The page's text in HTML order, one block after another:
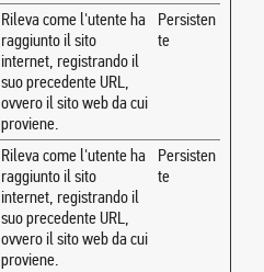
Rileva come l'utente ha
raggiunto il sito
internet, registrando il
suo precedente URL,
ovvero il sito web da cui
proviene.
Persisten
te
Rileva come l'utente ha
raggiunto il sito
internet, registrando il
suo precedente URL,
ovvero il sito web da cui
proviene.
Persisten
te